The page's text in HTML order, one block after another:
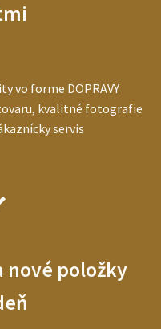
vo forme DOPRAVY
kvalitné fotografie
servis
nové položky